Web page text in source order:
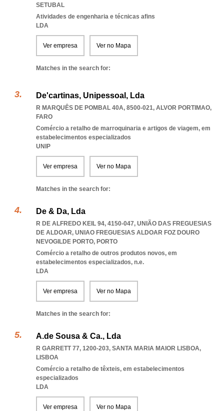
SETUBAL
Atividades de engenharia e técnicas afins
LDA
Ver empresa Ver no Mapa
Matches in the search for:
De'cartinas, Unipessoal, Lda
R MARQUÊS DE POMBAL 40A, 8500-021, ALVOR PORTIMAO,
FARO
Comércio a retalho de marroquinaria e artigos de viagem, em
estabelecimentos especializados
UNIP
Ver empresa Ver no Mapa
Matches in the search for:
De & Da, Lda
R DE ALFREDO KEIL 94, 4150-047, UNIÃO DAS FREGUESIAS
DE ALDOAR, UNIAO FREGUESIAS ALDOAR FOZ DOURO
NEVOGILDE PORTO, PORTO
Comércio a retalho de outros produtos novos, em
estabelecimentos especializados, n.e.
LDA
Ver empresa Ver no Mapa
Matches in the search for:
A.de Sousa & Ca., Lda
R GARRETT 77, 1200-203, SANTA MARIA MAIOR LISBOA,
LISBOA
Comércio a retalho de têxteis, em estabelecimentos
especializados
LDA
Ver empresa Ver no Mapa